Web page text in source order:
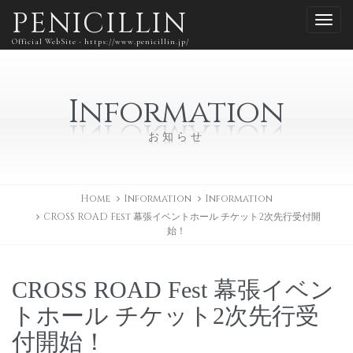
PENICILLIN
Official WebSite - https://www.penicillin.jp/
Information
お知らせ
Home Information
Information
CROSS ROAD Fest 幕張イベントホール チケット2次先行受付開
始！
CROSS ROAD Fest 幕張イベン
トホール チケット2次先行受
付開始！